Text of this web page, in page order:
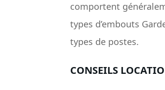
comportent
types d’embouts
types de postes.
CONSEILS